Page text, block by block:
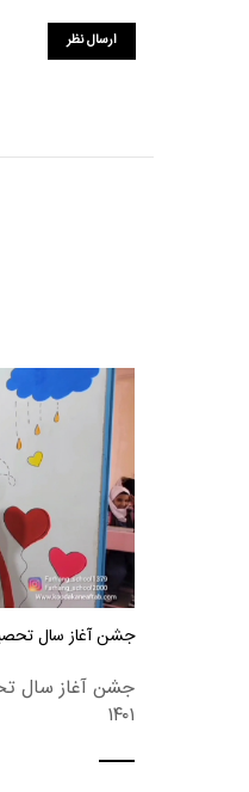
جشن آغاز سال
جشن آغاز سال
۱۴۰۱